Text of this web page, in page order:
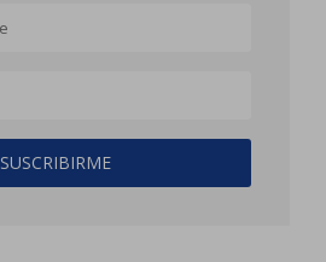
SUSCRIBIRME